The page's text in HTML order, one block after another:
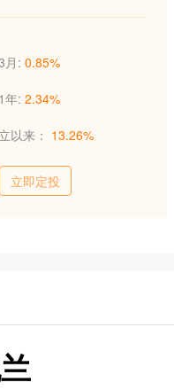
月: 0.85%
年: 2.34%
以来： 13.26%
立即定投